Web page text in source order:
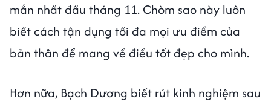
mắn nhất đầu tháng 11. Chòm sao này luôn
biết cách tận dụng tối đa mọi ưu điểm của
bản thân để mang về điều tốt đẹp cho mình.
Hơn nữa, Bạch Dương biết rút kinh nghiệm sau